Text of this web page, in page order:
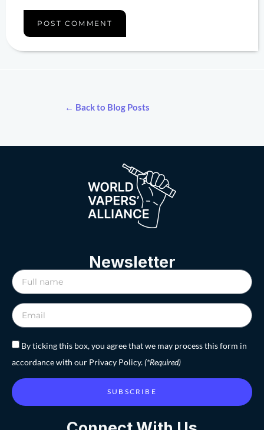
← Back to Blog Posts
Newsletter
By ticking this box, you agree that we may process this form in
accordance with our Privacy Policy.(*Required)
SUBSCRIBE